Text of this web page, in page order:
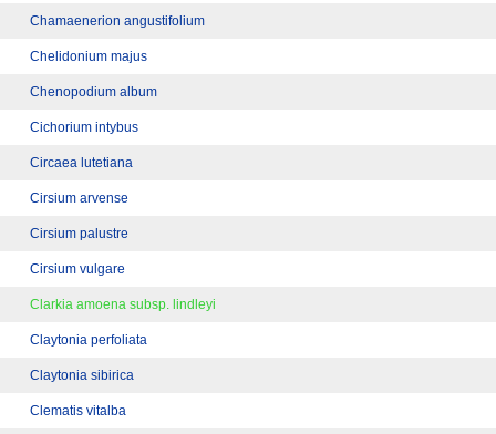
Chamaenerion angustifolium
Chelidonium majus
Chenopodium album
Cichorium intybus
Circaea lutetiana
Cirsium arvense
Cirsium palustre
Cirsium vulgare
Clarkia amoena subsp. lindleyi
Claytonia perfoliata
Claytonia sibirica
Clematis vitalba